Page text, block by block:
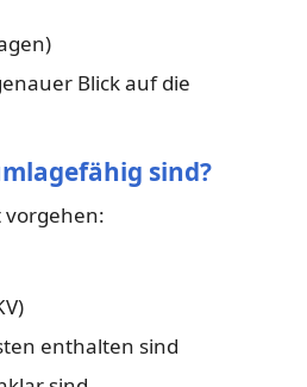
Blick auf die
sind?
vorgehen:
enthalten sind